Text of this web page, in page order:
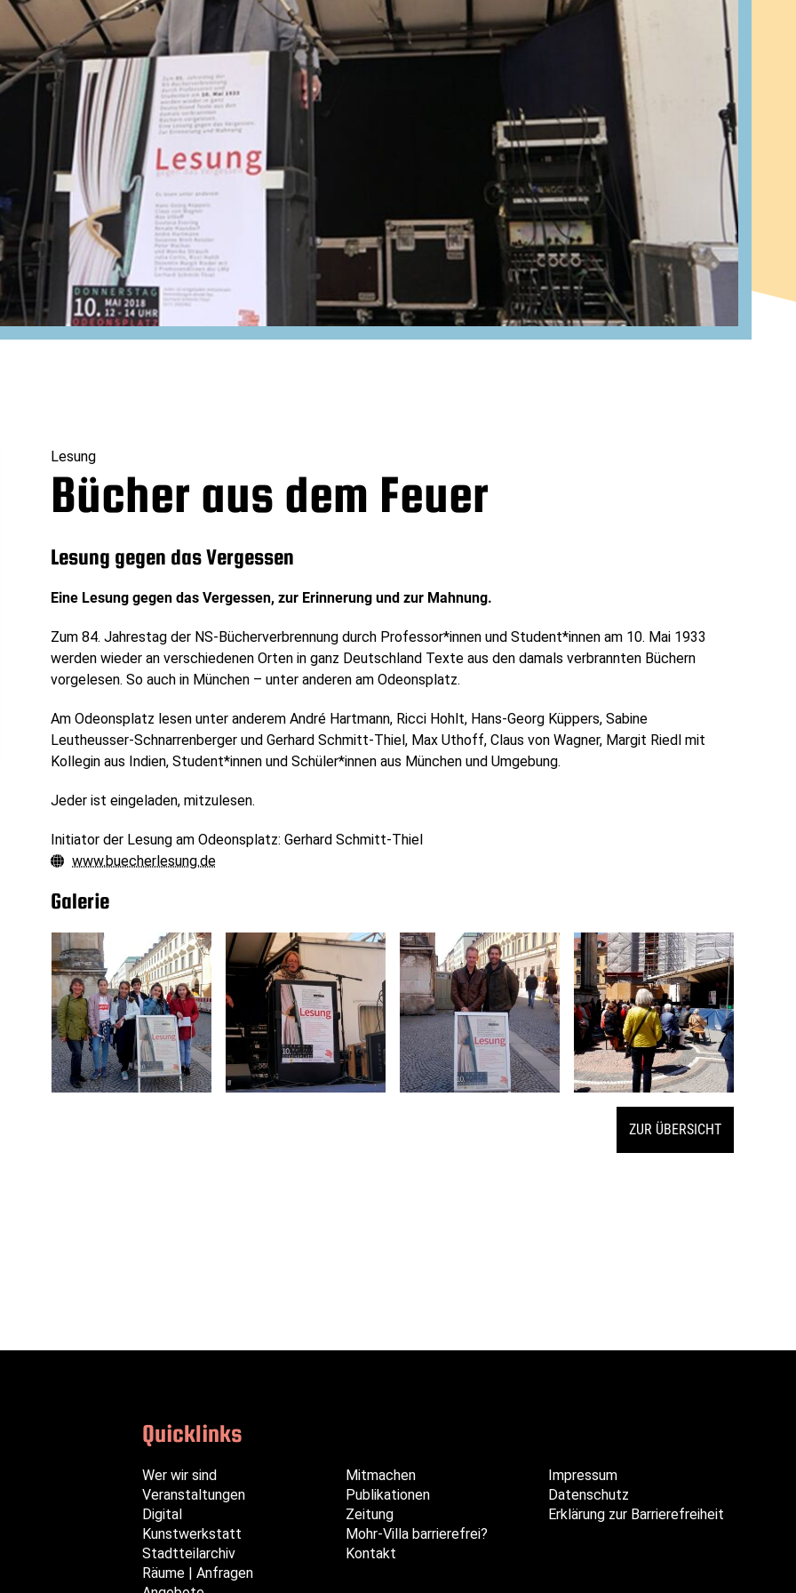
Lesung
Bücher aus dem Feuer
Lesung gegen das Vergessen
Eine Lesung gegen das Vergessen, zur Erinnerung und zur Mahnung.
Zum 84. Jahrestag der NS-Bücherverbrennung durch Professor*innen und Student*innen am 10. Mai 1933
werden wieder an verschiedenen Orten in ganz Deutschland Texte aus den damals verbrannten Büchern
vorgelesen. So auch in München – unter anderen am Odeonsplatz.
Am Odeonsplatz lesen unter anderem André Hartmann, Ricci Hohlt, Hans-Georg Küppers, Sabine
Leutheusser-Schnarrenberger und Gerhard Schmitt-Thiel, Max Uthoff, Claus von Wagner, Margit Riedl mit
Kollegin aus Indien, Student*innen und Schüler*innen aus München und Umgebung.
Jeder ist eingeladen, mitzulesen.
Initiator der Lesung am Odeonsplatz: Gerhard Schmitt-Thiel
Web:
www.buecherlesung.de
Galerie
ZUR ÜBERSICHT
Quicklinks
Navigation
überspringen
Wer wir sind
Veranstaltungen
Digital
Kunstwerkstatt
Stadtteilarchiv
Räume | Anfragen
Navigation
überspringen
Mitmachen
Publikationen
Zeitung
Mohr-Villa barrierefrei?
Kontakt
Navigation
überspringen
Impressum
Datenschutz
Erklärung zur Barrierefreiheit